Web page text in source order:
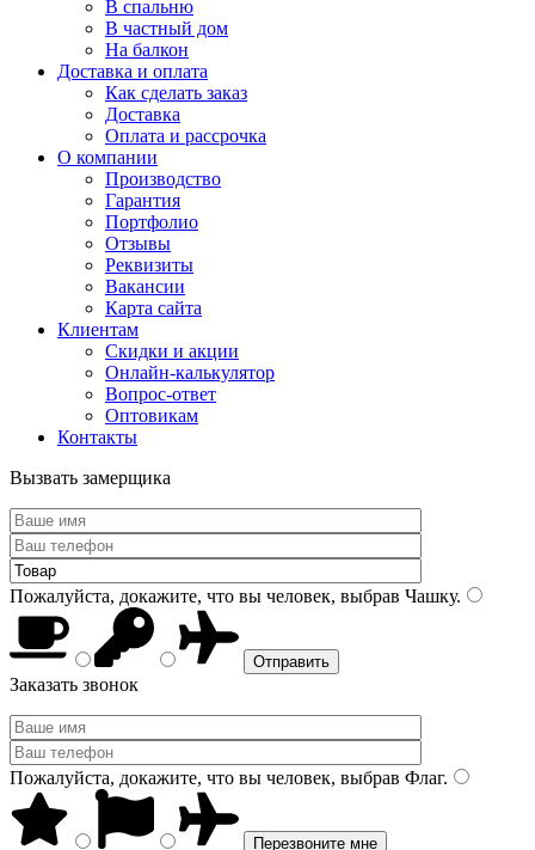
В спальню
В частный дом
На балкон
Доставка и оплата
Как сделать заказ
Доставка
Оплата и рассрочка
О компании
Производство
Гарантия
Портфолио
Отзывы
Реквизиты
Вакансии
Карта сайта
Клиентам
Скидки и акции
Онлайн-калькулятор
Вопрос-ответ
Оптовикам
Контакты
Вызвать замерщика
Пожалуйста, докажите, что вы человек, выбрав Чашку.
Заказать звонок
Пожалуйста, докажите, что вы человек, выбрав Флаг.